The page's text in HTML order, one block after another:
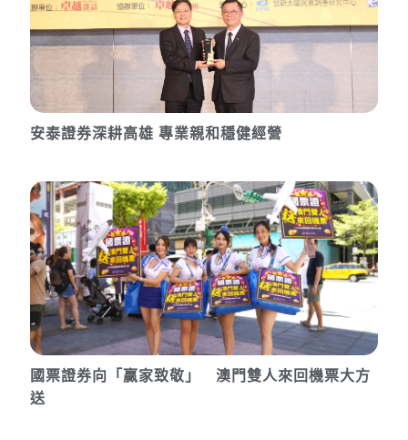
安泰證券深耕高雄 專業親和穩健經營
國票證券向「贏家致敬」 澳門雙人來回機票大方
送